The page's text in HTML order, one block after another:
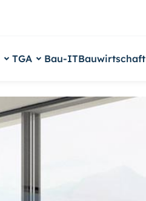
TGA Bau-ITBauwirtschaft